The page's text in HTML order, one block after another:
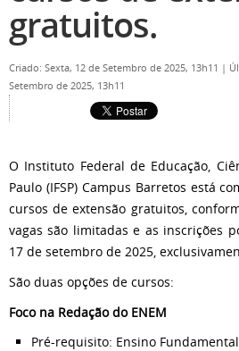
gratuitos.
Criado: Sexta, 12 de Setembro de 2025, 13h11 |
Setembro de 2025, 13h11
O Instituto Federal de Educação,
Paulo (IFSP) Campus Barretos está
cursos de extensão gratuitos,
vagas são limitadas e as inscrições
17 de setembro de 2025,
São duas opções de cursos:
Foco na Redação do ENEM
Pré-requisito: Ensino